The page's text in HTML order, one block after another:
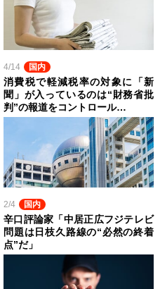
4/14 国内
消費税で軽減税率の対象に「新
聞」が入っているのは“財務省批
判”の報道をコントロール…
2/4 国内
辛口評論家「中居正広フジテレビ
問題は日枝久路線の“必然の終着
点”だ」